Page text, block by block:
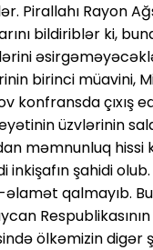
Pirallahı Rayon
bildiriblər ki,
birinci müavini,
çıxış
üzvlərinin
məmnunluq
şahidi
qalmayıb.
ölkəmizin digər